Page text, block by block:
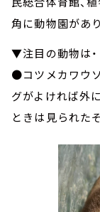
角に動物園があ
▼注目の動物は・
●コツメカワウ
グがよければ外
ときは見られた